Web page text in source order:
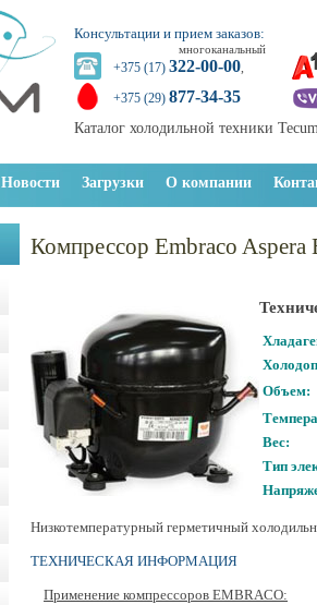
Консультации и прием заказов:
многоканальный
+375 (17) 322-00-00,
+375 (29) 877-34-35
Каталог холодильной техники
Новости Загрузки О компании
Компрессор Embraco
Объем:
Вес:
Тип
Низкотемпературный герметичный
ТЕХНИЧЕСКАЯ ИНФОРМАЦИЯ
Применение компрессоров EMBRACO: